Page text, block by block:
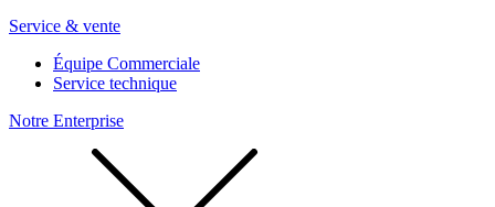
Service & vente
Équipe Commerciale
Service technique
Notre Enterprise